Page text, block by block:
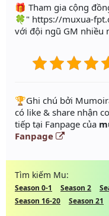
🎁 Tham gia cộng
🍀" https://muxua-
với đội ngũ GM nhiều
️🏆Ghi chú bởi
có like & share nhận
tiếp tại Fanpage của
Fanpage
Tìm kiếm Mu:
Season 0-1 Season 2
Season 16-20
Season 21